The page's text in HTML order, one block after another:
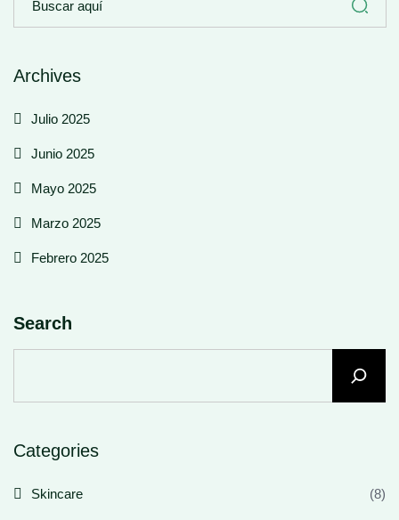
Archives
Julio 2025
Junio 2025
Mayo 2025
Marzo 2025
Febrero 2025
Search
Categories
Skincare (8)